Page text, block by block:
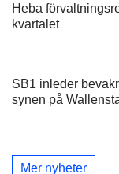
Heba
kvartalet
SB1 inleder
synen på
Mer nyheter